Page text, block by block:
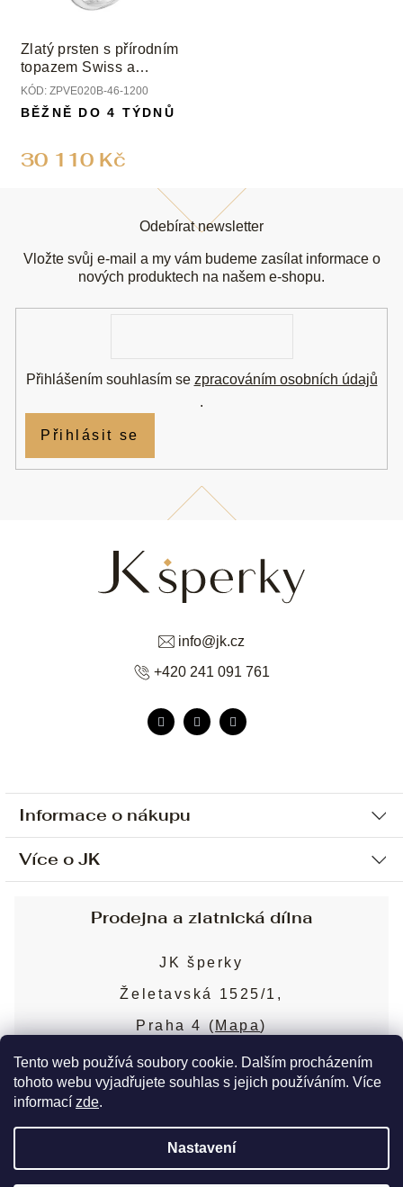
Tento web používá soubory cookie. Dalším procházením
tohoto webu vyjadřujete souhlas s jejich používáním. Více
informací zde.
Nastavení
Zlatý prsten s přírodním
topazem Swiss a
diamanty
KÓD: ZPVE020B-46-1200
30 110 Kč
BĚŽNĚ DO 4 TÝDNŮ
Informace o nákupu
Ochrana osobních údajů
Sjednání osobní schůzky
Obchodní podmínky
Puncovní značky
Více o JK
Blog
Nejčastější dotazy
info@jk.cz
+420 241 091 761
Odebírat newsletter
Vložte svůj e-mail a my vám budeme zasílat informace o
nových produktech na našem e-shopu.
Přihlášením souhlasím se zpracováním osobních údajů
.
Přihlásit se
Prodejna a zlatnická dílna
JK šperky
Želetavská 1525/1,
Praha 4 ( Mapa)
Více o prodejně
Copyright 2026JK šperky. Všechna práva
Upravit nastavení cookies